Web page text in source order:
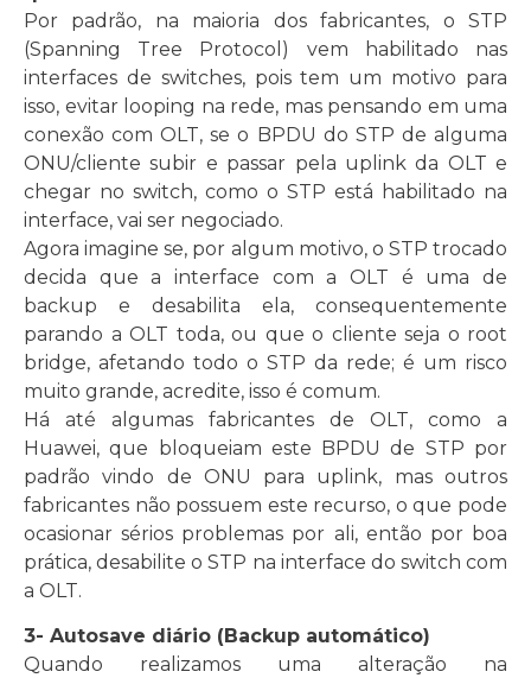
Por padrão, na maioria dos fabricantes, o STP
(Spanning Tree Protocol) vem habilitado nas
interfaces de switches, pois tem um motivo para
isso, evitar looping na rede, mas pensando em uma
conexão com OLT, se o BPDU do STP de alguma
ONU/cliente subir e passar pela uplink da OLT e
chegar no switch, como o STP está habilitado na
interface, vai ser negociado.
Agora imagine se, por algum motivo, o STP trocado
decida que a interface com a OLT é uma de
backup e desabilita ela, consequentemente
parando a OLT toda, ou que o cliente seja o root
bridge, afetando todo o STP da rede; é um risco
muito grande, acredite, isso é comum.
Há até algumas fabricantes de OLT, como a
Huawei, que bloqueiam este BPDU de STP por
padrão vindo de ONU para uplink, mas outros
fabricantes não possuem este recurso, o que pode
ocasionar sérios problemas por ali, então por boa
prática, desabilite o STP na interface do switch com
a OLT.
3- Autosave diário (Backup automático)
Quando realizamos uma alteração na